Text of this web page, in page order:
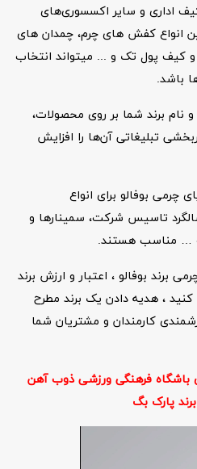
اداری و سایر اکسسوری‌های
انواع کفش های چرم، چمدان های
کیف پول تک و ... میتواند انتخاب
باشد.
و نام برند شما بر روی محصولات،
تبلیغاتی آن‌ها را افزایش
چرمی بوفالو برای انواع
تاسیس شرکت، سمینارها و
و … مناسب هستند.
برند بوفالو ، اعتبار و ارزش برند
، هدیه دادن یک برند مطرح
کارمندان و مشتریان شما
باشگاه فرهنگی ورزشی ذوب آهن
پارک بگ